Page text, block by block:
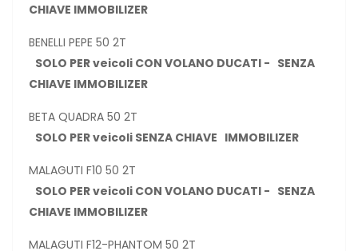
CHIAVE IMMOBILIZER
BENELLI PEPE 50 2T
SOLO PER veicoli CON VOLANO DUCATI - SENZA
CHIAVE IMMOBILIZER
BETA QUADRA 50 2T
SOLO PER veicoli SENZA CHIAVE IMMOBILIZER
MALAGUTI F10 50 2T
SOLO PER veicoli CON VOLANO DUCATI - SENZA
CHIAVE IMMOBILIZER
MALAGUTI F12-PHANTOM 50 2T